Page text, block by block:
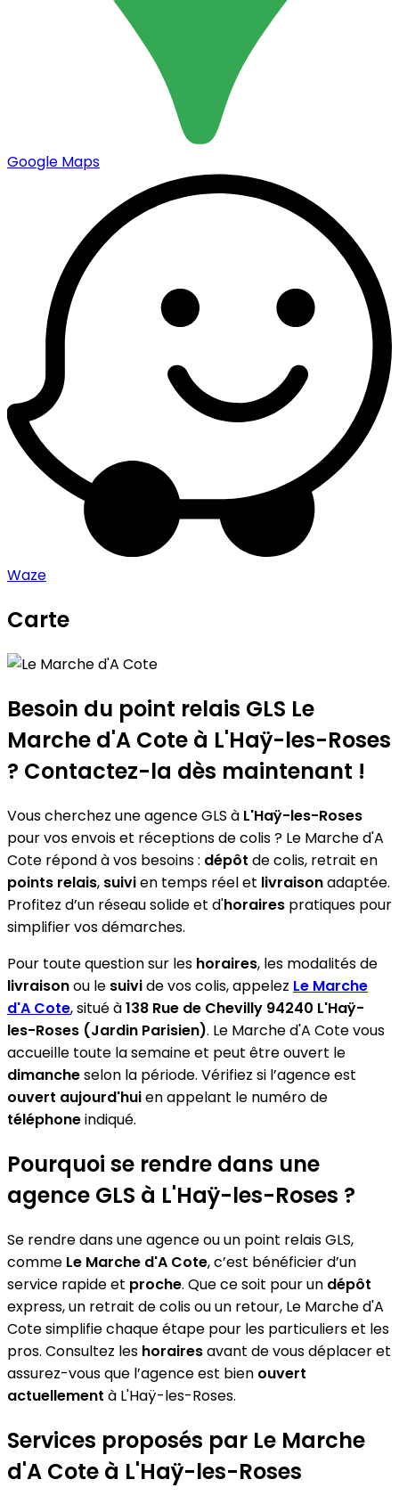
Google Maps
Waze
Carte
Le Marche d'A Cote
+
−
Besoin du point relais GLS Le
Marche d'A Cote à L'Haÿ-les-Roses
? Contactez-la dès maintenant !
Vous cherchez une agence GLS à L'Haÿ-les-Roses
pour vos envois et réceptions de colis ? Le Marche d'A
Cote répond à vos besoins : dépôt de colis, retrait en
points relais, suivien temps réel et livraisonadaptée.
Profitez d’un réseau solide et d'horaires pratiques pour
simplifier vos démarches.
Pour toute question sur les horaires, les modalités de
livraisonou le suivide vos colis, appelez Le Marche
d'A Cote, situé à138 Rue de Chevilly 94240 L'Haÿ-
les-Roses (Jardin Parisien). Le Marche d'A Cote vous
accueille toute la semaine et peut être ouvert le
dimancheselon la période. Vérifiez si l’agence est
ouvert aujourd'huien appelant le numéro de
téléphoneindiqué.
Pourquoi se rendre dans une
agence GLS à L'Haÿ-les-Roses ?
Se rendre dans une agence ou un point relais GLS,
comme Le Marche d'A Cote, c’est bénéficier d’un
service rapide et proche. Que ce soit pour un dépôt
express, un retrait de colis ou un retour, Le Marche d'A
Cote simplifie chaque étape pour les particuliers et les
pros. Consultez les horairesavant de vous déplacer et
assurez-vous que l’agence est bien ouvert
actuellement à L'Haÿ-les-Roses.
Services proposés par Le Marche
d'A Cote à L'Haÿ-les-Roses